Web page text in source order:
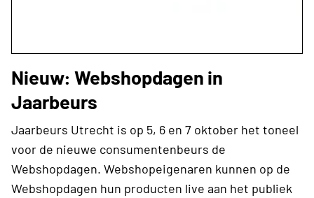
Nieuw: Webshopdagen in
Jaarbeurs
Jaarbeurs Utrecht is op 5, 6 en 7 oktober het toneel
voor de nieuwe consumentenbeurs de
Webshopdagen. Webshopeigenaren kunnen op de
Webshopdagen hun producten live aan het publiek